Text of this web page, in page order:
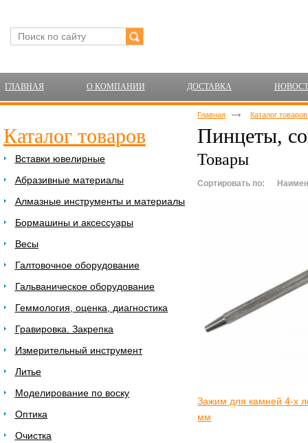
ГЛАВНАЯ О КОМПАНИИ ДОСТАВКА
Каталог товаров
Вставки ювелирные
Абразивные материалы
Алмазные инструменты и материалы
Бормашины и аксессуары
Весы
Галтовочное оборудование
Гальваническое оборудование
Геммология, оценка, диагностика
Гравировка. Закрепка
Измерительный инструмент
Литье
Моделирование по воску
Оптика
Очистка
Главная Каталог
Пинцеты,
Товары
Сортировать по:
Зажим для камней 4-х
мм